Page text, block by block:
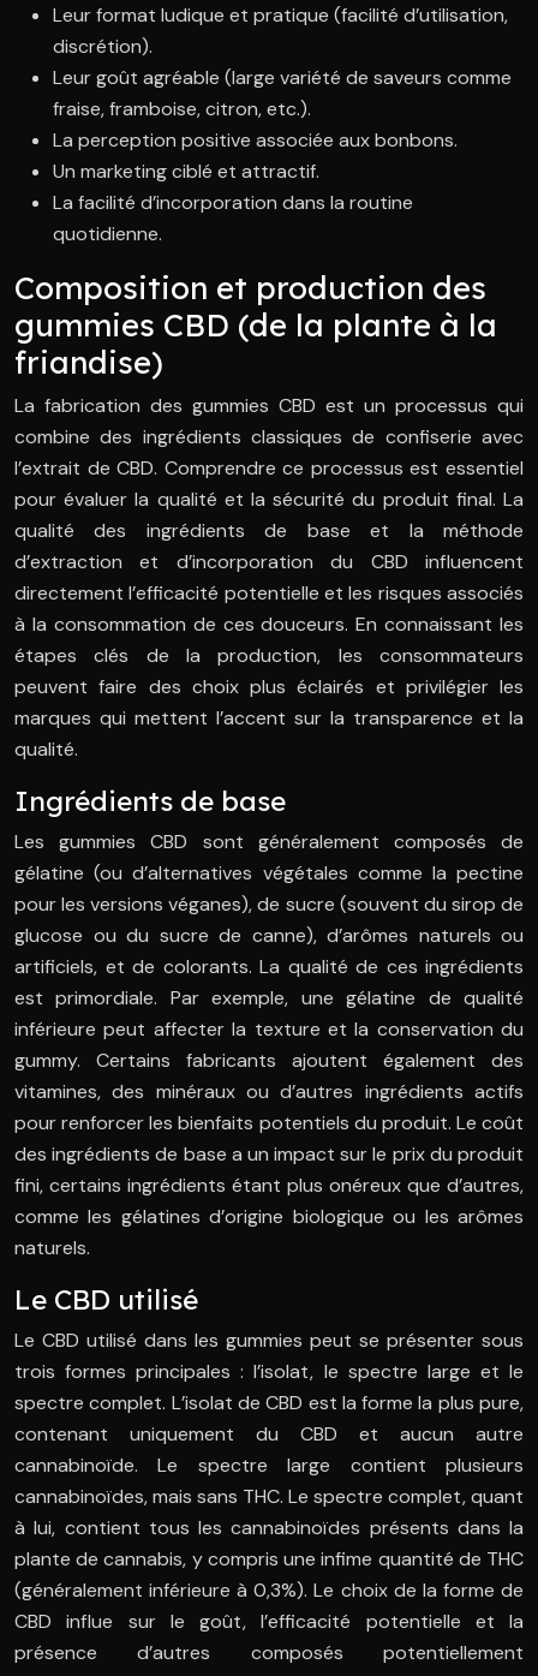
Leur format ludique et pratique (facilité d’utilisation,
discrétion).
Leur goût agréable (large variété de saveurs comme
fraise, framboise, citron, etc.).
La perception positive associée aux bonbons.
Un marketing ciblé et attractif.
La facilité d’incorporation dans la routine
quotidienne.
Composition et production des
gummies CBD (de la plante à la
friandise)
La fabrication des gummies CBD est un processus qui
combine des ingrédients classiques de confiserie avec
l’extrait de CBD. Comprendre ce processus est essentiel
pour évaluer la qualité et la sécurité du produit final. La
qualité des ingrédients de base et la méthode
d’extraction et d’incorporation du CBD influencent
directement l’efficacité potentielle et les risques associés
à la consommation de ces douceurs. En connaissant les
étapes clés de la production, les consommateurs
peuvent faire des choix plus éclairés et privilégier les
marques qui mettent l’accent sur la transparence et la
qualité.
Ingrédients de base
Les gummies CBD sont généralement composés de
gélatine (ou d’alternatives végétales comme la pectine
pour les versions véganes), de sucre (souvent du sirop de
glucose ou du sucre de canne), d’arômes naturels ou
artificiels, et de colorants. La qualité de ces ingrédients
est primordiale. Par exemple, une gélatine de qualité
inférieure peut affecter la texture et la conservation du
gummy. Certains fabricants ajoutent également des
vitamines, des minéraux ou d’autres ingrédients actifs
pour renforcer les bienfaits potentiels du produit. Le coût
des ingrédients de base a un impact sur le prix du produit
fini, certains ingrédients étant plus onéreux que d’autres,
comme les gélatines d’origine biologique ou les arômes
naturels.
Le CBD utilisé
Le CBD utilisé dans les gummies peut se présenter sous
trois formes principales : l’isolat, le spectre large et le
spectre complet. L’isolat de CBD est la forme la plus pure,
contenant uniquement du CBD et aucun autre
cannabinoïde. Le spectre large contient plusieurs
cannabinoïdes, mais sans THC. Le spectre complet, quant
à lui, contient tous les cannabinoïdes présents dans la
plante de cannabis, y compris une infime quantité de THC
(généralement inférieure à 0,3%). Le choix de la forme de
CBD influe sur le goût, l’efficacité potentielle et la
présence d’autres composés potentiellement